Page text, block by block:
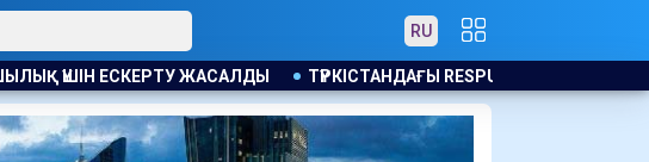
RU
ТҮРКІСТАНДАҒЫ RESPUBLICA ФОРУМЫ: НАҚТЫ НӘТИЖЕ, НАҚТЫ